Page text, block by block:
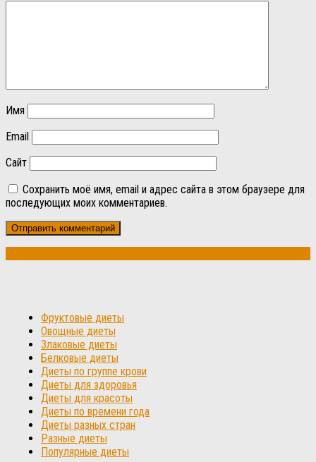
Имя
Email
Сайт
Сохранить моё имя, email и адрес сайта в этом браузере для
последующих моих комментариев.
Фруктовые диеты
Овощные диеты
Злаковые диеты
Белковые диеты
Диеты по группе крови
Диеты для здоровья
Диеты для красоты
Диеты по времени года
Диеты разных стран
Разные диеты
Популярные диеты